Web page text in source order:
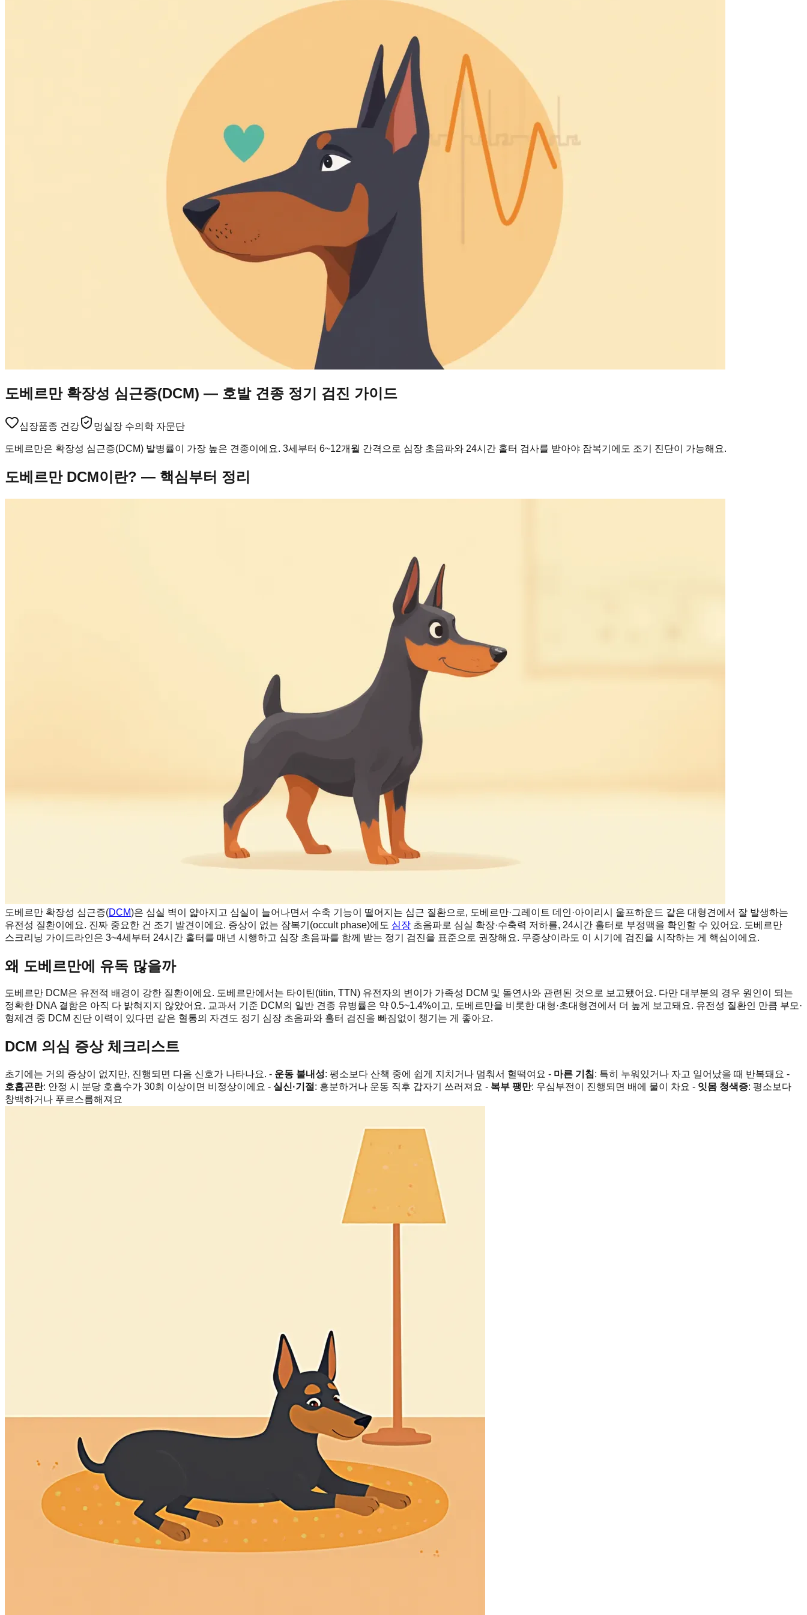
도베르만 확장성 심근증(DCM) — 호발 견종 정기 검진 가이드
심장품종 건강 멍실장 수의학 자문단
도베르만은 확장성 심근증(DCM) 발병률이 가장 높은 견종이에요. 3세부터 6~12개월 간격으로 심장 초음파와 24시간 홀터 검사를 받아야 잠복기에도 조기 진단이 가능해요.
도베르만 DCM이란? — 핵심부터 정리
도베르만 확장성 심근증(DCM)은 심실 벽이 얇아지고 심실이 늘어나면서 수축 기능이 떨어지는 심근 질환으로, 도베르만·그레이트 데인·아이리시 울프하운드 같은 대형견에서 잘 발생하는
유전성 질환이에요. 진짜 중요한 건 조기 발견이에요. 증상이 없는 잠복기(occult phase)에도 심장 초음파로 심실 확장·수축력 저하를, 24시간 홀터로 부정맥을 확인할 수 있어요. 도베르만
스크리닝 가이드라인은 3~4세부터 24시간 홀터를 매년 시행하고 심장 초음파를 함께 받는 정기 검진을 표준으로 권장해요. 무증상이라도 이 시기에 검진을 시작하는 게 핵심이에요.
왜 도베르만에 유독 많을까
도베르만 DCM은 유전적 배경이 강한 질환이에요. 도베르만에서는 타이틴(titin, TTN) 유전자의 변이가 가족성 DCM 및 돌연사와 관련된 것으로 보고됐어요. 다만 대부분의 경우 원인이 되는
정확한 DNA 결함은 아직 다 밝혀지지 않았어요. 교과서 기준 DCM의 일반 견종 유병률은 약 0.5~1.4%이고, 도베르만을 비롯한 대형·초대형견에서 더 높게 보고돼요. 유전성 질환인 만큼 부모·
형제견 중 DCM 진단 이력이 있다면 같은 혈통의 자견도 정기 심장 초음파와 홀터 검진을 빠짐없이 챙기는 게 좋아요.
DCM 의심 증상 체크리스트
초기에는 거의 증상이 없지만, 진행되면 다음 신호가 나타나요. - 운동 불내성: 평소보다 산책 중에 쉽게 지치거나 멈춰서 헐떡여요 - 마른 기침: 특히 누워있거나 자고 일어났을 때 반복돼요 -
호흡곤란: 안정 시 분당 호흡수가 30회 이상이면 비정상이에요 - 실신·기절 : 흥분하거나 운동 직후 갑자기 쓰러져요 - 복부 팽만: 우심부전이 진행되면 배에 물이 차요 - 잇몸 청색증: 평소보다
창백하거나 푸르스름해져요